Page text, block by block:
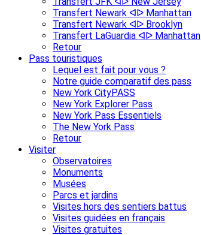
Transfert Newark ᐊᐅ Manhattan
Transfert Newark ᐊᐅ Brooklyn
Transfert LaGuardia ᐊᐅ Manhattan
Retour
Pass touristiques
Lequel est fait pour vous ?
Notre guide comparatif des pass
New York CityPASS
New York Explorer Pass
New York Pass Essentiels
The New York Pass
Retour
Visiter
Observatoires
Monuments
Musées
Parcs et jardins
Visites hors des sentiers battus
Visites guidées en français
Visites gratuites